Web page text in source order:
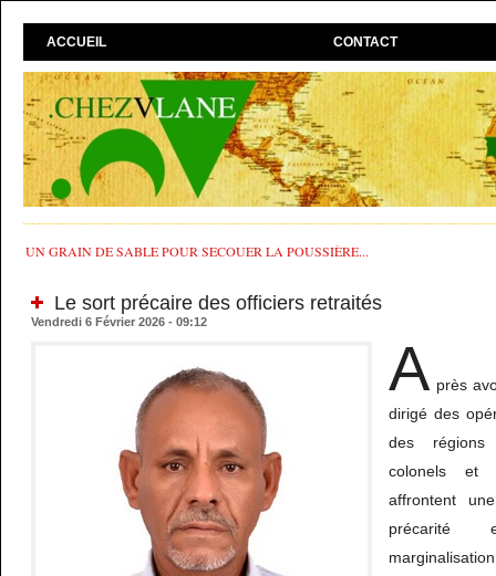
ACCUEIL CONTACT
UN GRAIN DE SABLE POUR SECOUER LA POUSSIÈRE...
Le sort précaire des officiers retraités
Vendredi 6 Février 2026 - 09:12
A près
dirigé des
des régions
colonels et
affrontent
précarité